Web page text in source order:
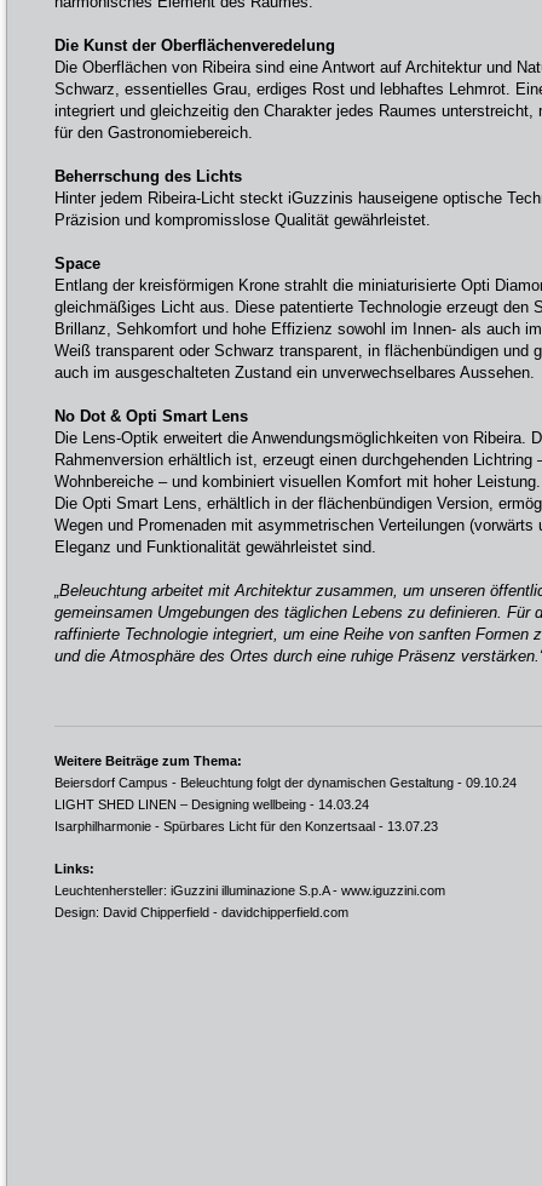
Die Kunst der Oberflächenveredelung
Die Oberflächen von Ribeira sind eine Antwort auf Architektur und
Schwarz, essentielles Grau, erdiges Rost und lebhaftes Lehmrot.
integriert und gleichzeitig den Charakter jedes Raumes unterstreicht,
für den Gastronomiebereich.
Beherrschung des Lichts
Hinter jedem Ribeira-Licht steckt iGuzzinis hauseigene optische
Präzision und kompromisslose Qualität gewährleistet.
Space
Entlang der kreisförmigen Krone strahlt die miniaturisierte Opti
gleichmäßiges Licht aus. Diese patentierte Technologie erzeugt den
Brillanz, Sehkomfort und hohe Effizienz sowohl im Innen- als auch
Weiß transparent oder Schwarz transparent, in flächenbündigen und
auch im ausgeschalteten Zustand ein unverwechselbares Aussehen.
No Dot & Opti Smart Lens
Die Lens-Optik erweitert die Anwendungsmöglichkeiten von Ribeira.
Rahmenversion erhältlich ist, erzeugt einen durchgehenden Lichtring
Wohnbereiche – und kombiniert visuellen Komfort mit hoher Leistung.
Die Opti Smart Lens, erhältlich in der flächenbündigen Version,
Wegen und Promenaden mit asymmetrischen Verteilungen
Eleganz und Funktionalität gewährleistet sind.
„Beleuchtung arbeitet mit Architektur zusammen, um unseren
gemeinsamen Umgebungen des täglichen Lebens zu definieren. Für
raffinierte Technologie integriert, um eine Reihe von sanften Formen
und die Atmosphäre des Ortes durch eine ruhige Präsenz
Weitere Beiträge zum Thema:
Beiersdorf Campus - Beleuchtung folgt der dynamischen Gestaltung - 09.10.24
LIGHT SHED LINEN – Designing wellbeing - 14.03.24
Isarphilharmonie - Spürbares Licht für den Konzertsaal - 13.07.23
Links:
Leuchtenhersteller: iGuzzini illuminazione S.p.A - www.iguzzini.com
Design: David Chipperfield - davidchipperfield.com